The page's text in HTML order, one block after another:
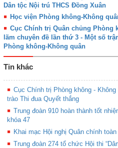
Dân tộc Nội trú THCS Đồng Xuân
Học viện Phòng không-Không
Cục Chính trị Quân chủng Phòng
lãm chuyên đề lần thứ 3 - Một số
Phòng không-Không quân
Tin khác
Cục Chính trị Phòng không -
trào Thi đua Quyết thắng
Trung đoàn 910 hoàn thành tốt
khóa 47
Khai mạc Hội nghị Quân chính
Trung đoàn 274 tổ chức Hội thi